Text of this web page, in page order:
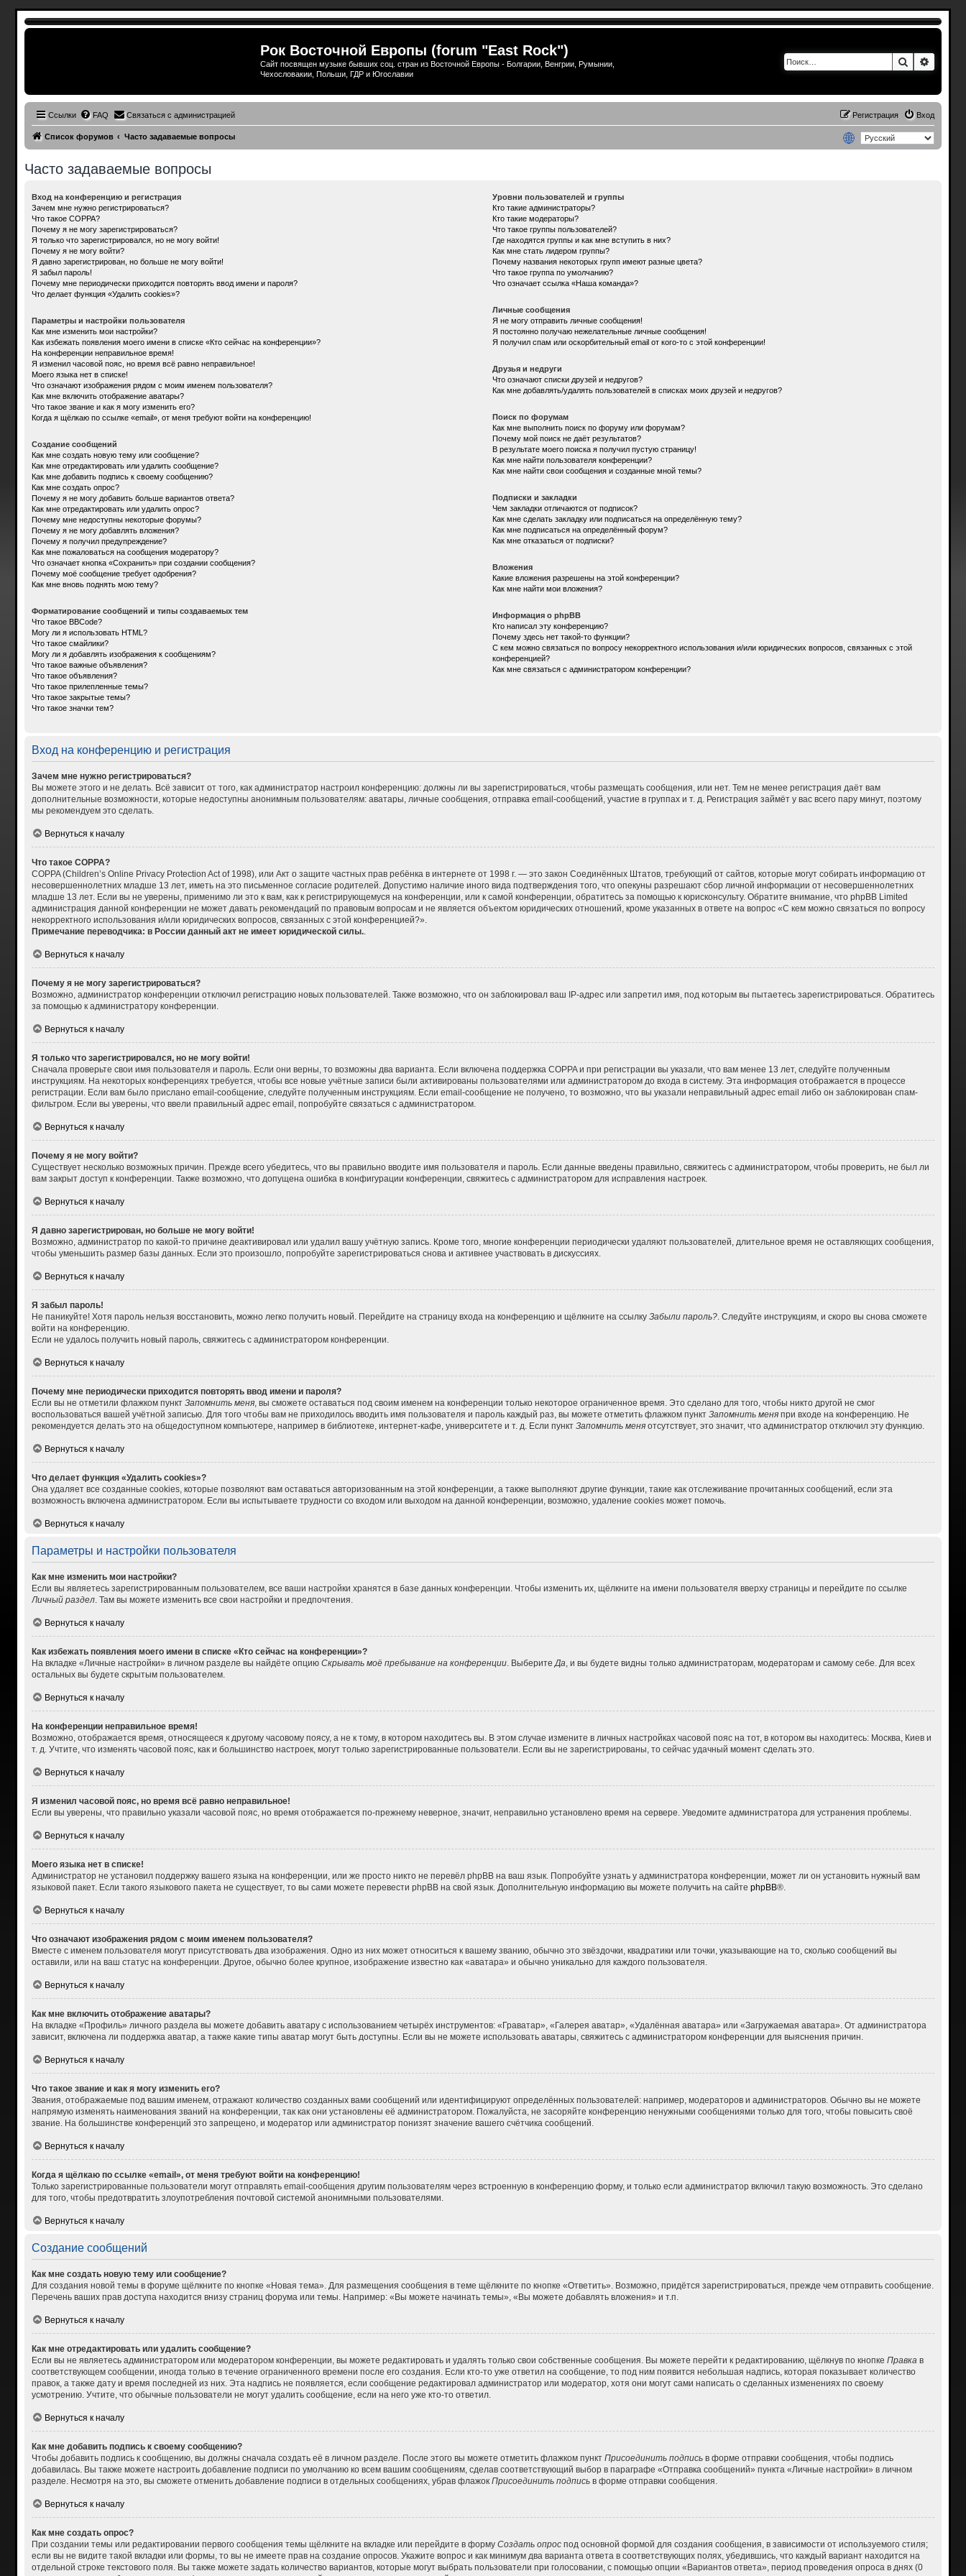
Рок Восточной Европы (forum "East Rock")
Сайт посвящен музыке бывших соц. стран из Восточной Европы - Болгарии, Венгрии, Румынии,
Чехословакии, Польши, ГДР и Югославии
Поиск
Ссылки FAQ Связаться с администрацией Вход
Регистрация
Список форумов Часто задаваемые вопросы
Часто задаваемые вопросы
Вход на конференцию и регистрация
Зачем мне нужно регистрироваться?
Что такое COPPA?
Почему я не могу зарегистрироваться?
Я только что зарегистрировался, но не могу войти!
Почему я не могу войти?
Я давно зарегистрирован, но больше не могу войти!
Я забыл пароль!
Почему мне периодически приходится повторять ввод имени и пароля?
Что делает функция «Удалить cookies»?
Параметры и настройки пользователя
Как мне изменить мои настройки?
Как избежать появления моего имени в списке «Кто сейчас на конференции»?
На конференции неправильное время!
Я изменил часовой пояс, но время всё равно неправильное!
Моего языка нет в списке!
Что означают изображения рядом с моим именем пользователя?
Как мне включить отображение аватары?
Что такое звание и как я могу изменить его?
Когда я щёлкаю по ссылке «email», от меня требуют войти на конференцию!
Создание сообщений
Как мне создать новую тему или сообщение?
Как мне отредактировать или удалить сообщение?
Как мне добавить подпись к своему сообщению?
Как мне создать опрос?
Почему я не могу добавить больше вариантов ответа?
Как мне отредактировать или удалить опрос?
Почему мне недоступны некоторые форумы?
Почему я не могу добавлять вложения?
Почему я получил предупреждение?
Как мне пожаловаться на сообщения модератору?
Что означает кнопка «Сохранить» при создании сообщения?
Почему моё сообщение требует одобрения?
Как мне вновь поднять мою тему?
Форматирование сообщений и типы создаваемых тем
Что такое BBCode?
Могу ли я использовать HTML?
Что такое смайлики?
Могу ли я добавлять изображения к сообщениям?
Что такое важные объявления?
Что такое объявления?
Что такое прилепленные темы?
Что такое закрытые темы?
Что такое значки тем?
Уровни пользователей и группы
Кто такие администраторы?
Кто такие модераторы?
Что такое группы пользователей?
Где находятся группы и как мне вступить в них?
Как мне стать лидером группы?
Почему названия некоторых групп имеют разные цвета?
Что такое группа по умолчанию?
Что означает ссылка «Наша команда»?
Личные сообщения
Я не могу отправить личные сообщения!
Я постоянно получаю нежелательные личные сообщения!
Я получил спам или оскорбительный email от кого-то с этой конференции!
Друзья и недруги
Что означают списки друзей и недругов?
Как мне добавлять/удалять пользователей в списках моих друзей и недругов?
Поиск по форумам
Как мне выполнить поиск по форуму или форумам?
Почему мой поиск не даёт результатов?
В результате моего поиска я получил пустую страницу!
Как мне найти пользователя конференции?
Как мне найти свои сообщения и созданные мной темы?
Подписки и закладки
Чем закладки отличаются от подписок?
Как мне сделать закладку или подписаться на определённую тему?
Как мне подписаться на определённый форум?
Как мне отказаться от подписки?
Вложения
Какие вложения разрешены на этой конференции?
Как мне найти мои вложения?
Информация о phpBB
Кто написал эту конференцию?
Почему здесь нет такой-то функции?
С кем можно связаться по вопросу некорректного использования и/или юридических вопросов, связанных с этой
конференцией?
Как мне связаться с администратором конференции?
Вход на конференцию и регистрация
Зачем мне нужно регистрироваться?
Вы можете этого и не делать. Всё зависит от того, как администратор настроил конференцию: должны ли вы зарегистрироваться, чтобы размещать сообщения, или нет. Тем не менее регистрация даёт вам
дополнительные возможности, которые недоступны анонимным пользователям: аватары, личные сообщения, отправка email-сообщений, участие в группах и т. д. Регистрация займёт у вас всего пару минут, поэтому
мы рекомендуем это сделать.
Вернуться к началу
Что такое COPPA?
COPPA (Children’s Online Privacy Protection Act of 1998), или Акт о защите частных прав ребёнка в интернете от 1998 г. — это закон Соединённых Штатов, требующий от сайтов, которые могут собирать информацию от
несовершеннолетних младше 13 лет, иметь на это письменное согласие родителей. Допустимо наличие иного вида подтверждения того, что опекуны разрешают сбор личной информации от несовершеннолетних
младше 13 лет. Если вы не уверены, применимо ли это к вам, как к регистрирующемуся на конференции, или к самой конференции, обратитесь за помощью к юрисконсульту. Обратите внимание, что phpBB Limited
администрация данной конференции не может давать рекомендаций по правовым вопросам и не является объектом юридических отношений, кроме указанных в ответе на вопрос «С кем можно связаться по вопросу
некорректного использования и/или юридических вопросов, связанных с этой конференцией?».
Примечание переводчика: в России данный акт не имеет юридической силы..
Вернуться к началу
Почему я не могу зарегистрироваться?
Возможно, администратор конференции отключил регистрацию новых пользователей. Также возможно, что он заблокировал ваш IP-адрес или запретил имя, под которым вы пытаетесь зарегистрироваться. Обратитесь
за помощью к администратору конференции.
Вернуться к началу
Я только что зарегистрировался, но не могу войти!
Сначала проверьте свои имя пользователя и пароль. Если они верны, то возможны два варианта. Если включена поддержка COPPA и при регистрации вы указали, что вам менее 13 лет, следуйте полученным
инструкциям. На некоторых конференциях требуется, чтобы все новые учётные записи были активированы пользователями или администратором до входа в систему. Эта информация отображается в процессе
регистрации. Если вам было прислано email-сообщение, следуйте полученным инструкциям. Если email-сообщение не получено, то возможно, что вы указали неправильный адрес email либо он заблокирован спам-
фильтром. Если вы уверены, что ввели правильный адрес email, попробуйте связаться с администратором.
Вернуться к началу
Почему я не могу войти?
Существует несколько возможных причин. Прежде всего убедитесь, что вы правильно вводите имя пользователя и пароль. Если данные введены правильно, свяжитесь с администратором, чтобы проверить, не был ли
вам закрыт доступ к конференции. Также возможно, что допущена ошибка в конфигурации конференции, свяжитесь с администратором для исправления настроек.
Вернуться к началу
Я давно зарегистрирован, но больше не могу войти!
Возможно, администратор по какой-то причине деактивировал или удалил вашу учётную запись. Кроме того, многие конференции периодически удаляют пользователей, длительное время не оставляющих сообщения,
чтобы уменьшить размер базы данных. Если это произошло, попробуйте зарегистрироваться снова и активнее участвовать в дискуссиях.
Вернуться к началу
Я забыл пароль!
Не паникуйте! Хотя пароль нельзя восстановить, можно легко получить новый. Перейдите на страницу входа на конференцию и щёлкните на ссылку Забыли пароль?. Следуйте инструкциям, и скоро вы снова сможете
войти на конференцию.
Если не удалось получить новый пароль, свяжитесь с администратором конференции.
Вернуться к началу
Почему мне периодически приходится повторять ввод имени и пароля?
Если вы не отметили флажком пункт Запомнить меня, вы сможете оставаться под своим именем на конференции только некоторое ограниченное время. Это сделано для того, чтобы никто другой не смог
воспользоваться вашей учётной записью. Для того чтобы вам не приходилось вводить имя пользователя и пароль каждый раз, вы можете отметить флажком пункт Запомнить меняпри входе на конференцию. Не
рекомендуется делать это на общедоступном компьютере, например в библиотеке, интернет-кафе, университете и т. д. Если пункт Запомнить меняотсутствует, это значит, что администратор отключил эту функцию.
Вернуться к началу
Что делает функция «Удалить cookies»?
Она удаляет все созданные cookies, которые позволяют вам оставаться авторизованным на этой конференции, а также выполняют другие функции, такие как отслеживание прочитанных сообщений, если эта
возможность включена администратором. Если вы испытываете трудности со входом или выходом на данной конференции, возможно, удаление cookies может помочь.
Вернуться к началу
Параметры и настройки пользователя
Как мне изменить мои настройки?
Если вы являетесь зарегистрированным пользователем, все ваши настройки хранятся в базе данных конференции. Чтобы изменить их, щёлкните на имени пользователя вверху страницы и перейдите по ссылке
Личный раздел. Там вы можете изменить все свои настройки и предпочтения.
Вернуться к началу
Как избежать появления моего имени в списке «Кто сейчас на конференции»?
На вкладке «Личные настройки» в личном разделе вы найдёте опцию Скрывать моё пребывание на конференции. Выберите Да , и вы будете видны только администраторам, модераторам и самому себе. Для всех
остальных вы будете скрытым пользователем.
Вернуться к началу
На конференции неправильное время!
Возможно, отображается время, относящееся к другому часовому поясу, а не к тому, в котором находитесь вы. В этом случае измените в личных настройках часовой пояс на тот, в котором вы находитесь: Москва, Киев и
т. д. Учтите, что изменять часовой пояс, как и большинство настроек, могут только зарегистрированные пользователи. Если вы не зарегистрированы, то сейчас удачный момент сделать это.
Вернуться к началу
Я изменил часовой пояс, но время всё равно неправильное!
Если вы уверены, что правильно указали часовой пояс, но время отображается по-прежнему неверное, значит, неправильно установлено время на сервере. Уведомите администратора для устранения проблемы.
Вернуться к началу
Моего языка нет в списке!
Администратор не установил поддержку вашего языка на конференции, или же просто никто не перевёл phpBB на ваш язык. Попробуйте узнать у администратора конференции, может ли он установить нужный вам
языковой пакет. Если такого языкового пакета не существует, то вы сами можете перевести phpBB на свой язык. Дополнительную информацию вы можете получить на сайте phpBB®.
Вернуться к началу
Что означают изображения рядом с моим именем пользователя?
Вместе с именем пользователя могут присутствовать два изображения. Одно из них может относиться к вашему званию, обычно это звёздочки, квадратики или точки, указывающие на то, сколько сообщений вы
оставили, или на ваш статус на конференции. Другое, обычно более крупное, изображение известно как «аватара» и обычно уникально для каждого пользователя.
Вернуться к началу
Как мне включить отображение аватары?
На вкладке «Профиль» личного раздела вы можете добавить аватару с использованием четырёх инструментов: «Граватар», «Галерея аватар», «Удалённая аватара» или «Загружаемая аватара». От администратора
зависит, включена ли поддержка аватар, а также какие типы аватар могут быть доступны. Если вы не можете использовать аватары, свяжитесь с администратором конференции для выяснения причин.
Вернуться к началу
Что такое звание и как я могу изменить его?
Звания, отображаемые под вашим именем, отражают количество созданных вами сообщений или идентифицируют определённых пользователей: например, модераторов и администраторов. Обычно вы не можете
напрямую изменять наименования званий на конференции, так как они установлены её администратором. Пожалуйста, не засоряйте конференцию ненужными сообщениями только для того, чтобы повысить своё
звание. На большинстве конференций это запрещено, и модератор или администратор понизят значение вашего счётчика сообщений.
Вернуться к началу
Когда я щёлкаю по ссылке «email», от меня требуют войти на конференцию!
Только зарегистрированные пользователи могут отправлять email-сообщения другим пользователям через встроенную в конференцию форму, и только если администратор включил такую возможность. Это сделано
для того, чтобы предотвратить злоупотребления почтовой системой анонимными пользователями.
Вернуться к началу
Создание сообщений
Как мне создать новую тему или сообщение?
Для создания новой темы в форуме щёлкните по кнопке «Новая тема». Для размещения сообщения в теме щёлкните по кнопке «Ответить». Возможно, придётся зарегистрироваться, прежде чем отправить сообщение.
Перечень ваших прав доступа находится внизу страниц форума или темы. Например: «Вы можете начинать темы», «Вы можете добавлять вложения» и т.п.
Вернуться к началу
Как мне отредактировать или удалить сообщение?
Если вы не являетесь администратором или модератором конференции, вы можете редактировать и удалять только свои собственные сообщения. Вы можете перейти к редактированию, щёлкнув по кнопке Правка в
соответствующем сообщении, иногда только в течение ограниченного времени после его создания. Если кто-то уже ответил на сообщение, то под ним появится небольшая надпись, которая показывает количество
правок, а также дату и время последней из них. Эта надпись не появляется, если сообщение редактировал администратор или модератор, хотя они могут сами написать о сделанных изменениях по своему
усмотрению. Учтите, что обычные пользователи не могут удалить сообщение, если на него уже кто-то ответил.
Вернуться к началу
Как мне добавить подпись к своему сообщению?
Чтобы добавить подпись к сообщению, вы должны сначала создать её в личном разделе. После этого вы можете отметить флажком пункт Присоединить подписьв форме отправки сообщения, чтобы подпись
добавилась. Вы также можете настроить добавление подписи по умолчанию ко всем вашим сообщениям, сделав соответствующий выбор в параграфе «Отправка сообщений» пункта «Личные настройки» в личном
разделе. Несмотря на это, вы сможете отменить добавление подписи в отдельных сообщениях, убрав флажок Присоединить подписьв форме отправки сообщения.
Вернуться к началу
Как мне создать опрос?
При создании темы или редактировании первого сообщения темы щёлкните на вкладке или перейдите в форму Создать опроспод основной формой для создания сообщения, в зависимости от используемого стиля;
если вы не видите такой вкладки или формы, то вы не имеете прав на создание опросов. Укажите вопрос и как минимум два варианта ответа в соответствующих полях, убедившись, что каждый вариант находится на
отдельной строке текстового поля. Вы также можете задать количество вариантов, которые могут выбрать пользователи при голосовании, с помощью опции «Вариантов ответа», период проведения опроса в днях (0